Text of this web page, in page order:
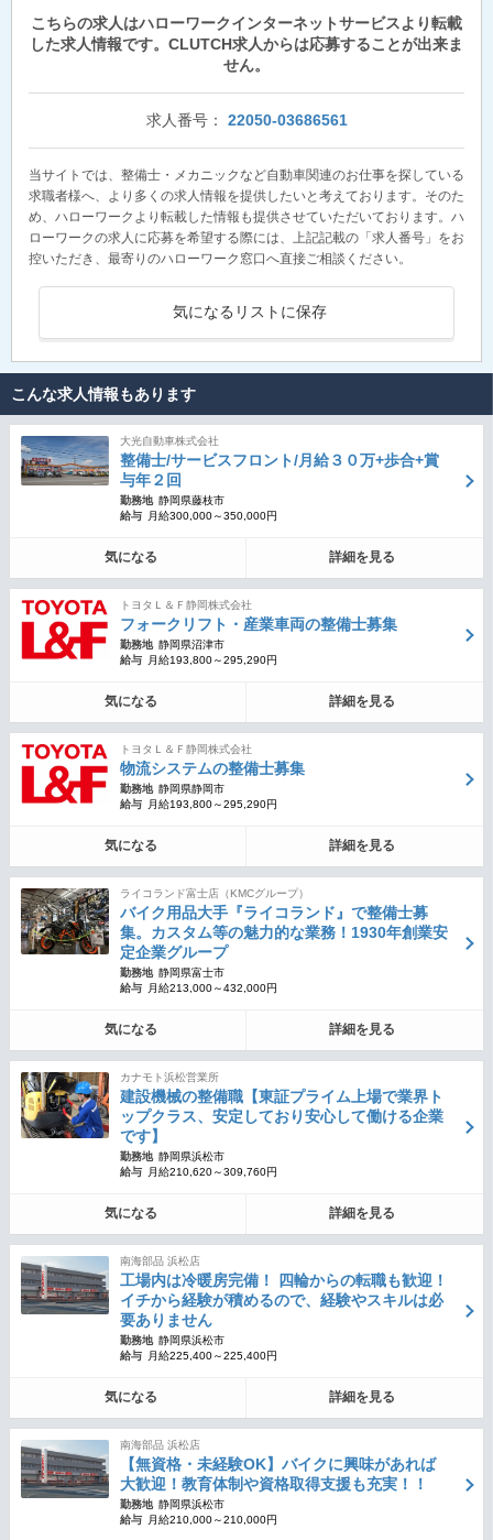
こちらの求人はハローワークインターネットサービスより転載
した求人情報です。CLUTCH求人からは応募することが出来ま
せん。
求人番号： 22050-03686561
当サイトでは、整備士・メカニックなど自動車関連のお仕事を探している
求職者様へ、より多くの求人情報を提供したいと考えております。そのた
め、ハローワークより転載した情報も提供させていただいております。ハ
ローワークの求人に応募を希望する際には、上記記載の「求人番号」をお
控いただき、最寄りのハローワーク窓口へ直接ご相談ください。
気になるリストに保存
こんな求人情報もあります
大光自動車株式会社
整備士/サービスフロント/月給３０万+歩合+賞
与年２回
勤務地 静岡県藤枝市
給与
月給300,000～350,000円
気になる 詳細を見る
トヨタＬ＆Ｆ静岡株式会社
フォークリフト・産業車両の整備士募集
勤務地 静岡県沼津市
給与
月給193,800～295,290円
気になる 詳細を見る
トヨタＬ＆Ｆ静岡株式会社
物流システムの整備士募集
勤務地 静岡県静岡市
給与
月給193,800～295,290円
気になる 詳細を見る
ライコランド富士店（KMCグループ）
バイク用品大手『ライコランド』で整備士募
集。カスタム等の魅力的な業務！1930年創業安
定企業グループ
勤務地 静岡県富士市
給与
月給213,000～432,000円
気になる 詳細を見る
カナモト浜松営業所
建設機械の整備職【東証プライム上場で業界ト
ップクラス、安定しており安心して働ける企業
です】
勤務地 静岡県浜松市
給与
月給210,620～309,760円
気になる 詳細を見る
南海部品 浜松店
工場内は冷暖房完備！ 四輪からの転職も歓迎！
イチから経験が積めるので、経験やスキルは必
要ありません
勤務地 静岡県浜松市
給与
月給225,400～225,400円
気になる 詳細を見る
南海部品 浜松店
【無資格・未経験OK】バイクに興味があれば
大歓迎！教育体制や資格取得支援も充実！！
勤務地 静岡県浜松市
給与
月給210,000～210,000円